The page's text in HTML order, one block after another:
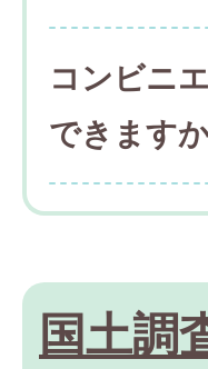
コンビニ
できますか
国土調